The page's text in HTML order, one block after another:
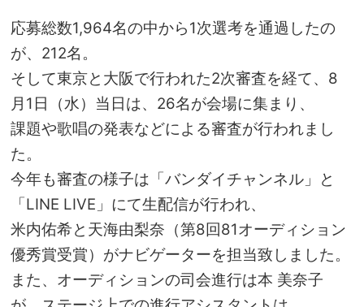
応募総数1,964名の中から1次選考を通過したの
が、212名。
そして東京と大阪で行われた2次審査を経て、8
月1日（水）当日は、26名が会場に集まり、
課題や歌唱の発表などによる審査が行われまし
た。
今年も審査の様子は「バンダイチャンネル」と
「LINE LIVE」にて生配信が行われ、
米内佑希と 天海由梨奈 （第8回81オーディション
優秀賞受賞）がナビゲーターを担当致しました。
また、オーディションの司会進行は本 美奈子